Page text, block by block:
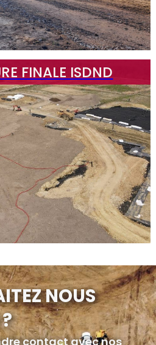
FINALE ISDND
NOUS
contact avec nos